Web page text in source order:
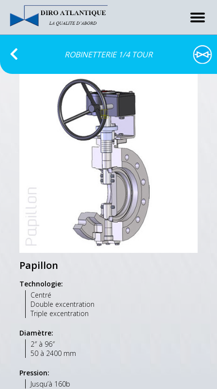
ROBINETTERIE 1/4 TOUR
Papillon
Technologie:
Centré
Double excentration
Triple excentration
Diamètre:
2″ à 96″
50 à 2400 mm
Pression:
Jusqu’à 160b